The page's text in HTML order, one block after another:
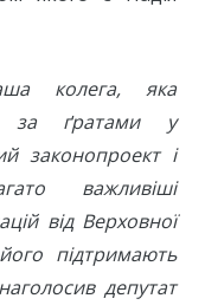
колега, яка
за ґратами у
законопроект і
важливіші
від Верховної
підтримають
депутат